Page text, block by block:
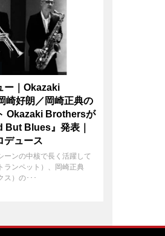
ー｜Okazaki
崎好朗／岡崎正典の
Okazaki Brothersが
But Blues』発表｜
デュース
ーンの中核で長く活躍して
ランペット）、岡崎正典
ス）の･･･